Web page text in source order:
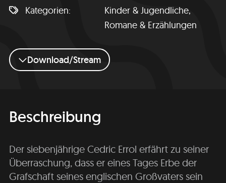
Kategorien
Kinder & Jugendliche,
Romane & Erzählungen
Download/Stream
Beschreibung
Der siebenjährige Cedric Errol erfährt zu seiner
Überraschung, dass er eines Tages Erbe der
Grafschaft seines englischen Großvaters sein